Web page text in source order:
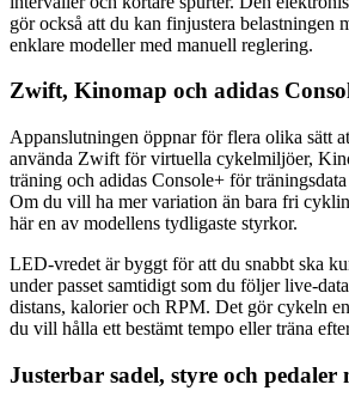
gör också att du kan finjustera belastningen
enklare modeller med manuell reglering.
Zwift, Kinomap och adidas
Appanslutningen öppnar för flera olika sätt
använda Zwift för virtuella cykelmiljöer,
träning och adidas Console+ för
Om du vill ha mer variation än bara fri
här en av modellens tydligaste styrkor.
LED-vredet är byggt för att du snabbt ska
under passet samtidigt som du följer live-
distans, kalorier och RPM. Det gör cykeln
du vill hålla ett bestämt tempo eller träna
Justerbar sadel, styre och pedaler